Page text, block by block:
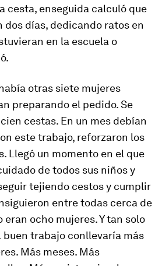
cesta, enseguida calculó que
dos días, dedicando ratos en
en la escuela o
otras siete mujeres
preparando el pedido. Se
cestas. En un mes debían
este trabajo, reforzaron los
Llegó un momento en el que
de todos sus niños y
tejiendo cestos y cumplir
entre todas cerca de
eran ocho mujeres. Y tan solo
buen trabajo conllevaría más
Más meses. Más